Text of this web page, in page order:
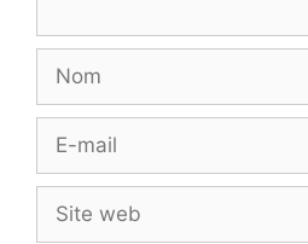
Nom
Site
web